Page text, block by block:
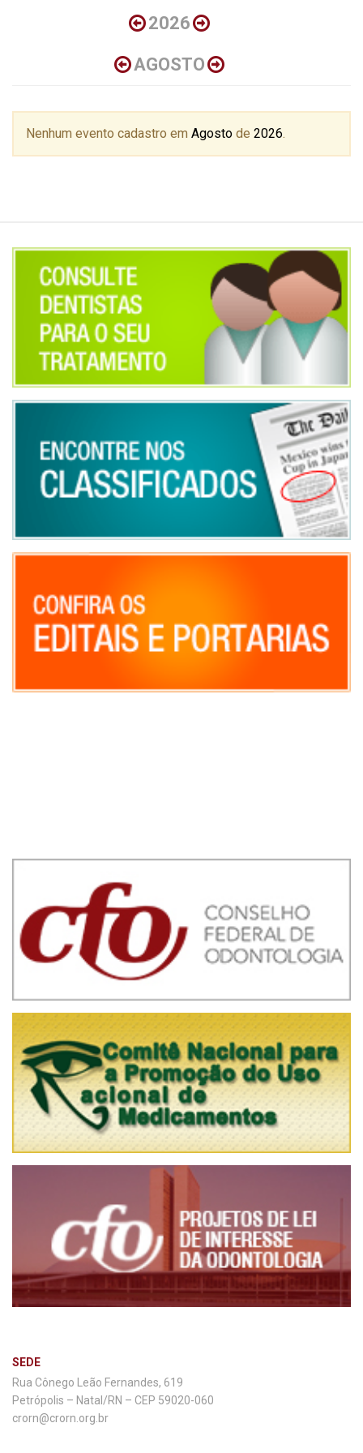
2026
AGOSTO
Nenhum evento cadastro em Agosto de 2026.
SEDE
Rua Cônego Leão Fernandes, 619
Petrópolis – Natal/RN – CEP 59020-060
crorn@crorn.org.br